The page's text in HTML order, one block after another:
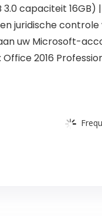
3.0 capaciteit
juridische
uw Microsoft-
2016